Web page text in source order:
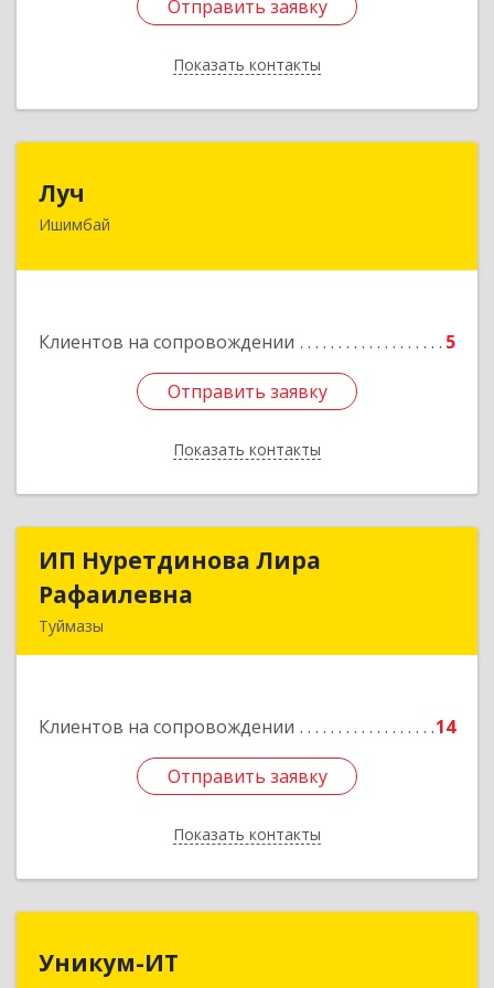
Отправить заявку
Показать контакты
Отправить заявку
Назад
Луч
Ишимбай
Клиентов на сопровождении 5
Отправить заявку
Показать контакты
453215, Башкортостан Респ, Ишимбайский р-н,
Отправить заявку
Назад
ИП Нуретдинова Лира
Рафаилевна
Туймазы
Клиентов на сопровождении 14
Отправить заявку
Показать контакты
ИП Нуретдинова Лира
Подробнее
Отправить заявку
Назад
Уникум-ИТ